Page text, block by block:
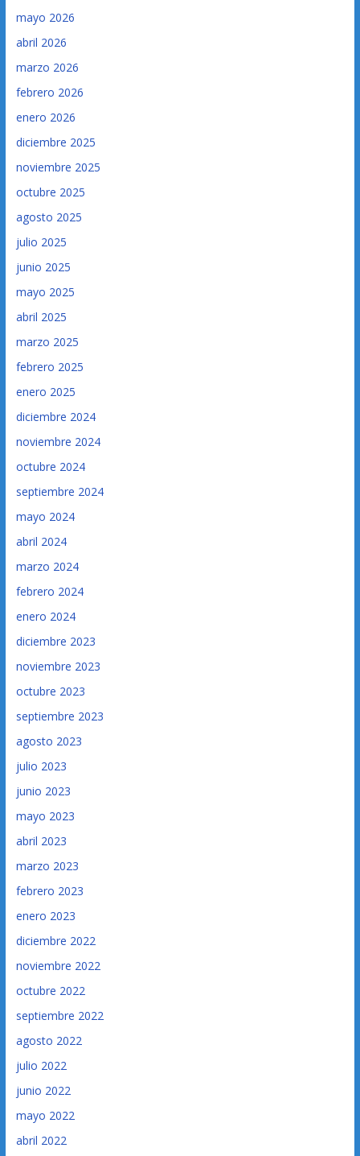
mayo 2026
abril 2026
marzo 2026
febrero 2026
enero 2026
diciembre 2025
noviembre 2025
octubre 2025
agosto 2025
julio 2025
junio 2025
mayo 2025
abril 2025
marzo 2025
febrero 2025
enero 2025
diciembre 2024
noviembre 2024
octubre 2024
septiembre 2024
mayo 2024
abril 2024
marzo 2024
febrero 2024
enero 2024
diciembre 2023
noviembre 2023
octubre 2023
septiembre 2023
agosto 2023
julio 2023
junio 2023
mayo 2023
abril 2023
marzo 2023
febrero 2023
enero 2023
diciembre 2022
noviembre 2022
octubre 2022
septiembre 2022
agosto 2022
julio 2022
junio 2022
mayo 2022
abril 2022